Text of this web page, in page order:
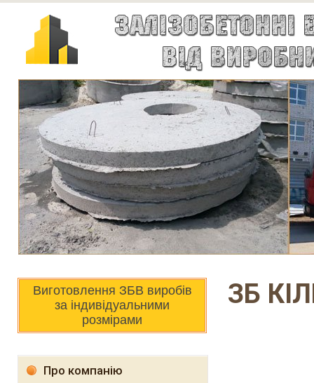
Виготовлення ЗБВ виробів
за індивідуальними
розмірами
Про компанію
ЗБ